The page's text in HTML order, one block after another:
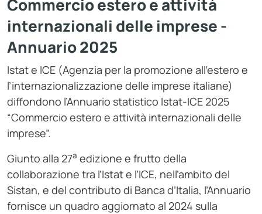
Commercio estero e attività
internazionali delle imprese -
Annuario 2025
Istat e ICE (Agenzia per la promozione all’estero e
l’internazionalizzazione delle imprese italiane)
diffondono l’Annuario statistico Istat-ICE 2025
“Commercio estero e attività internazionali delle
imprese”.
Giunto alla 27a edizione e frutto della
collaborazione tra l’Istat e l’ICE, nell’ambito del
Sistan, e del contributo di Banca d’Italia, l’Annuario
fornisce un quadro aggiornato al 2024 sulla